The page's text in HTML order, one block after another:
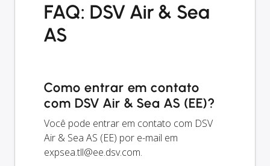
FAQ: DSV Air & Sea
AS
Como entrar em contato
com DSV Air & Sea AS (EE)?
Você pode entrar em contato com DSV
Air & Sea AS (EE) por e-mail em
expsea.tll@ee.dsv.com.